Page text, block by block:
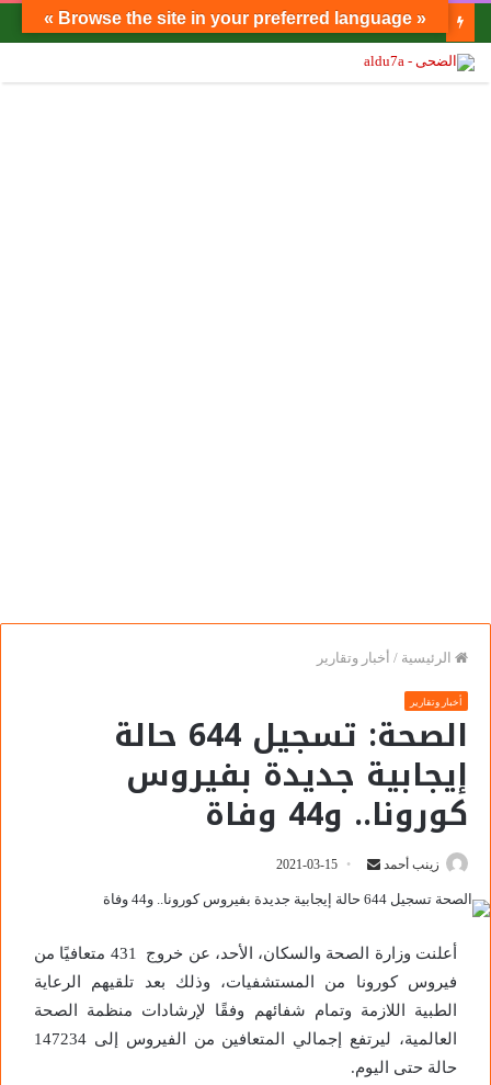
أنيسة حسونة تكتب: أهل الهمة يتصدرون الصفوف
الرئيسية / أخبار وتقارير
أخبار وتقارير
الصحة: تسجيل 644 حالة
إيجابية جديدة بفيروس
كورونا.. و44 وفاة
زينب أحمد 2021-03-15
أعلنت وزارة الصحة والسكان، الأحد، عن خروج 431 متعافيًا من
فيروس كورونا من المستشفيات، وذلك بعد تلقيهم الرعاية
الطبية اللازمة وتمام شفائهم وفقًا لإرشادات منظمة الصحة
العالمية، ليرتفع إجمالي المتعافين من الفيروس إلى 147234
حالة حتى اليوم.
« Browse the site in your preferred language »